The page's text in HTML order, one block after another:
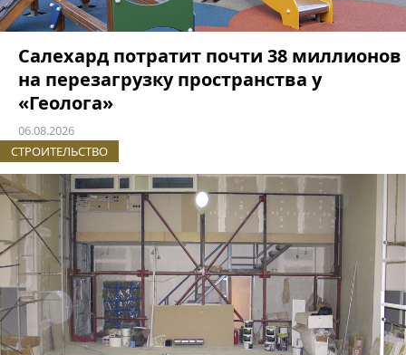
Салехард потратит почти 38 миллионов
на перезагрузку пространства у
«Геолога»
06.08.2026
СТРОИТЕЛЬСТВО